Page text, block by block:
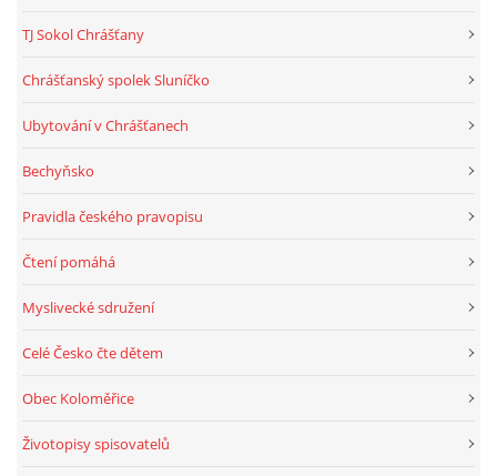
TJ Sokol Chrášťany
Chrášťanský spolek Sluníčko
Ubytování v Chrášťanech
Bechyňsko
Pravidla českého pravopisu
Čtení pomáhá
Myslivecké sdružení
Celé Česko čte dětem
Obec Koloměřice
Životopisy spisovatelů